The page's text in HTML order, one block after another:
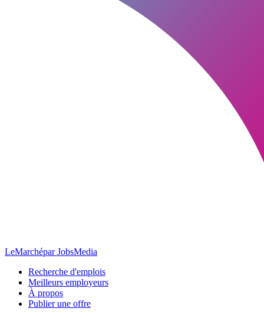
LeMarchépar JobsMedia
Recherche d'emplois
Meilleurs employeurs
À propos
Publier une offre